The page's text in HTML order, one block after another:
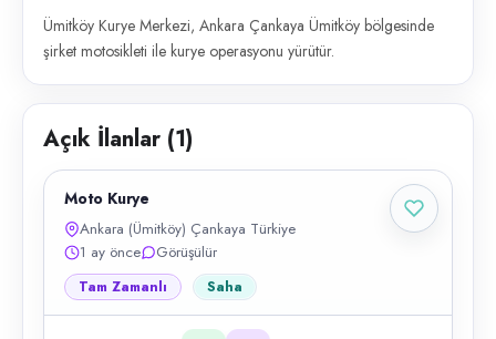
Ümitköy Kurye Merkezi, Ankara Çankaya Ümitköy bölgesinde
şirket motosikleti ile kurye operasyonu yürütür.
Açık İlanlar (1)
Moto Kurye
Ankara (Ümitköy) Çankaya Türkiye
1 ay önce
Görüşülür
Tam Zamanlı Saha